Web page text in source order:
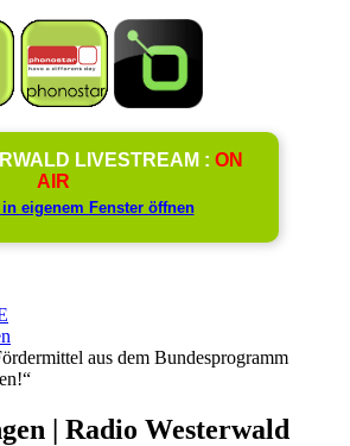
LIVESTREAM : ON
AIR
eigenem Fenster öffnen
aus dem Bundesprogramm
| Radio Westerwald